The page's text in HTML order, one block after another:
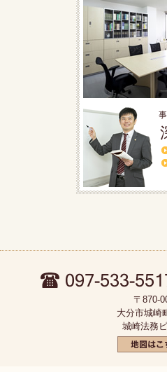
〒870-
大分市城崎
城崎法務